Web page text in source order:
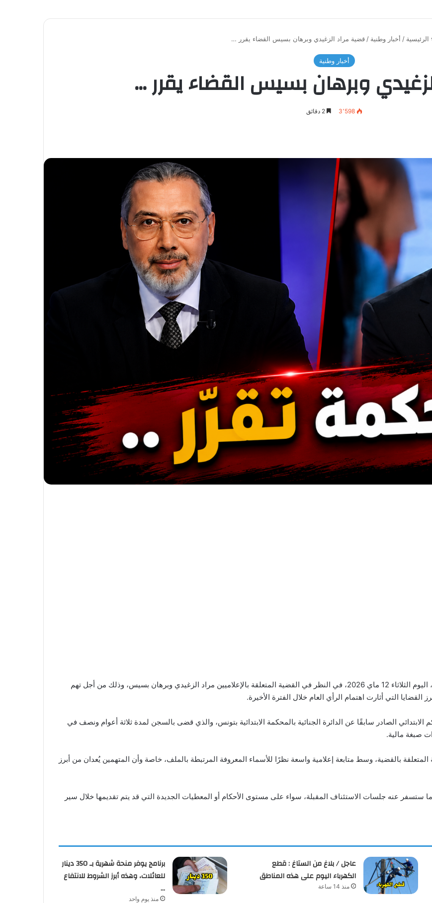
الرئيسية / أخبار وطنية / قضية مراد الزغيدي وبرهان بسيس القضاء يقرر …
أخبار وطنية
وبرهان بسيس القضاء يقرر …
3٬598 2 دقائق
شرعت هيئة الدائرة الجنائية لدى محكمة الاستئناف بتونس، اليوم الثلاثاء 12 ماي 2026، في النظر في القضية المتعلقة بالإعلاميين مراد الزغيدي وبرهان بسيس، وذلك من أجل تهم
التي أثارت اهتمام الرأي العام خلال الفترة الأخيرة.
الصادر سابقًا عن الدائرة الجنائية بالمحكمة الابتدائية بتونس، والذي قضى بالسجن لمدة ثلاثة أعوام ونصف في
صبغة مالية.
بالقضية، وسط متابعة إعلامية واسعة نظرًا للأسماء المعروفة المرتبطة بالملف، خاصة وأن المتهمين يُعدان من أبرز
ما ستسفر عنه جلسات الاستئناف المقبلة، سواء على مستوى الأحكام أو المعطيات الجديدة التي قد يتم تقديمها خلال سير
عاجل / بلاغ من الستاغ : قطع
الكهرباء اليوم على هذه المناطق
منذ 14 ساعة
برنامج يوفر منحة شهرية بـ 350 دينار
للعائلات، وهذه أبرز الشروط للانتفاع
…
منذ يوم واحد